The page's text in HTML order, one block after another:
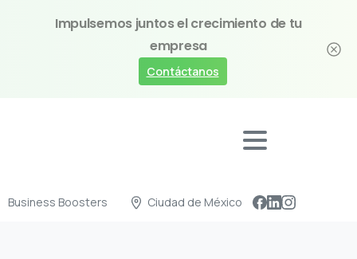
Impulsemos juntos el crecimiento de tu
empresa
Contáctanos
Business Boosters Ciudad de México